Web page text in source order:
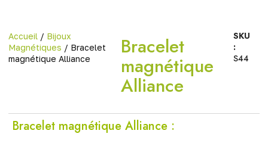
Accueil / Bijoux
Magnétiques / Bracelet
magnétique Alliance
Bracelet
magnétique
Alliance
SKU
:
S44
Bracelet magnétique Alliance :